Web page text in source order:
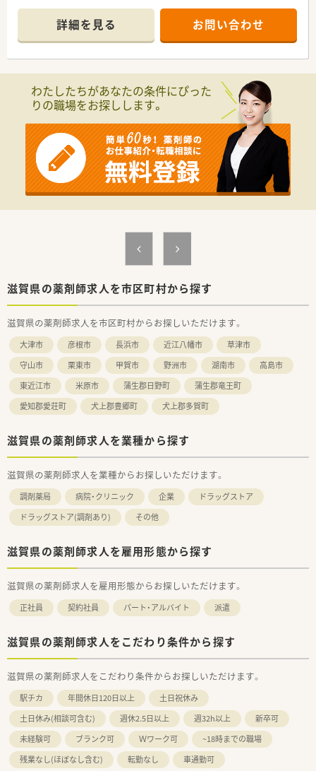
2,300円の範囲で給与を決定します。
■年間休日は120日以上を確保し、土日祝日がお休みなので、プ
ライベートの時間も大切にできます。
■事業拡大に伴う新規拠点開設のための増員募集となります。
■薬剤師免許をお持ちの方であれば、管理薬剤師としての実務経
験がない方でもご応募いただけます。
■医薬品の品質管理や在庫管理、保管に関する実務経験をお持ち
の方は、即戦力として期待されています。
【想定される業務内容】
■特定の法人様が扱う約40品目の医薬品について、専門知識を
活かした品質管理業務をお任せします。
■医薬品の管理業務に付随する事務作業も担当していただくた
め、デスクワークの時間もございます。
り組める環境が整っています。
パニーであり、抜群の安定性を誇ります。
■従業員一人ひとりの働きやすさを大事にし、充実した福利厚生
■それぞれの従業員の役割が明確に定められており、専門性を高
めながら業務に集中できます。
詳細を見る お問い合わせ
わたしたちがあなたの条件にぴった
りの職場をお探しします。
滋賀県の薬剤師求人を市区町村から探す
滋賀県の薬剤師求人を市区町村からお探しいただけます。
大津市 彦根市 長浜市 近江八幡市
草津市
守山市
栗東市 甲賀市 野洲市 湖南市
高島市
東近江市
米原市 蒲生郡日野町
蒲生郡竜王町
愛知郡愛荘町
犬上郡豊郷町 犬上郡多賀町
滋賀県の薬剤師求人を業種から探す
滋賀県の薬剤師求人を業種からお探しいただけます。
調剤薬局 病院・クリニック 企業
ドラッグストア
ドラッグストア(調剤あり)
その他
滋賀県の薬剤師求人を雇用形態から探す
滋賀県の薬剤師求人を雇用形態からお探しいただけます。
正社員 契約社員 パート・アルバイト 派遣
滋賀県の薬剤師求人をこだわり条件から探す
滋賀県の薬剤師求人をこだわり条件からお探しいただけます。
駅チカ 年間休日120日以上
土日祝休み
土日休み(相談可含む)
週休2.5日以上 週32h以上
新卒可
未経験可
ブランク可 Ｗワーク可
~18時までの職場
残業なし(ほぼなし含む)
転勤なし
車通勤可